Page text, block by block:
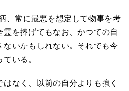
、常に最悪を想定して物事を考
霊を捧げてもなお、かつての自
いかもしれない。それでも今
いる。
はなく、以前の自分よりも強く